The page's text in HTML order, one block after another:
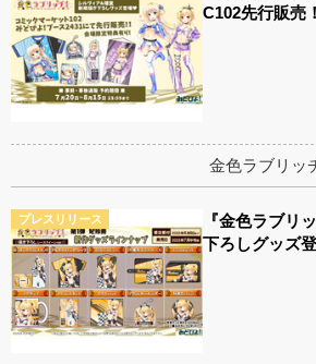
C102先行販売！
金色ラブリッ
プレスリリース
『金色ラブリ
下ろしグッズ登